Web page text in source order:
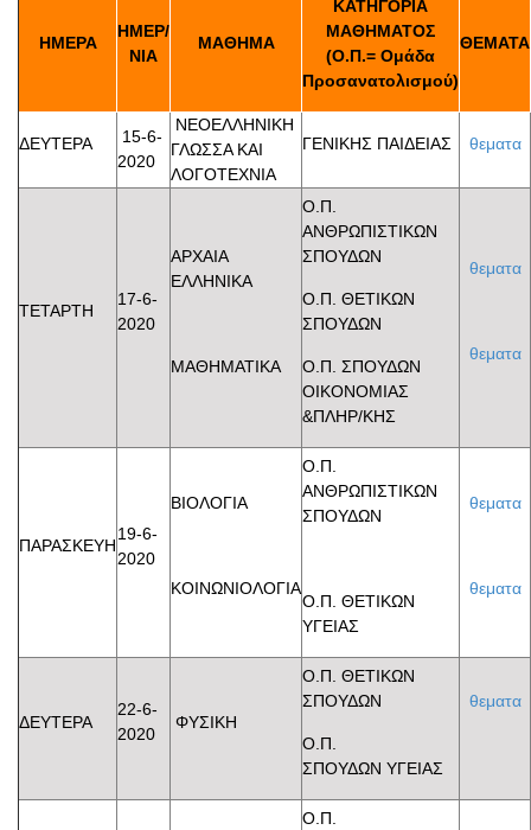
ΗΜΕΡΑ
ΗΜΕΡ/
ΝΙΑ
ΜΑΘΗΜΑ
ΚΑΤΗΓΟΡΙΑ
ΜΑΘΗΜΑΤΟΣ
(Ο.Π.= Ομάδα
Προσανατολισμού)
ΘΕΜΑΤΑ
ΔΕΥΤΕΡΑ
15-6-
2020
ΝΕΟΕΛΛΗΝΙΚΗ
ΓΛΩΣΣΑ ΚΑΙ
ΛΟΓΟΤΕΧΝΙΑ
ΓΕΝΙΚΗΣ ΠΑΙΔΕΙΑΣ θεματα
ΤΕΤΑΡΤΗ
17-6-
2020
ΑΡΧΑΙΑ
ΕΛΛΗΝΙΚΑ
ΜΑΘΗΜΑΤΙΚΑ
Ο.Π.
ΑΝΘΡΩΠΙΣΤΙΚΩΝ
ΣΠΟΥΔΩΝ
Ο.Π. ΘΕΤΙΚΩΝ
ΣΠΟΥΔΩΝ
Ο.Π. ΣΠΟΥΔΩΝ
ΟΙΚΟΝΟΜΙΑΣ
&ΠΛΗΡ/ΚΗΣ
θεματα
θεματα
ΠΑΡΑΣΚΕΥΗ
19-6-
2020
ΒΙΟΛΟΓΙΑ
ΚΟΙΝΩΝΙΟΛΟΓΙΑ
Ο.Π.
ΑΝΘΡΩΠΙΣΤΙΚΩΝ
ΣΠΟΥΔΩΝ
Ο.Π. ΘΕΤΙΚΩΝ
ΥΓΕΙΑΣ
θεματα
θεματα
ΔΕΥΤΕΡΑ
22-6-
2020
ΦΥΣΙΚΗ
Ο.Π. ΘΕΤΙΚΩΝ
ΣΠΟΥΔΩΝ
Ο.Π.
ΣΠΟΥΔΩΝ ΥΓΕΙΑΣ
θεματα
Ο.Π.